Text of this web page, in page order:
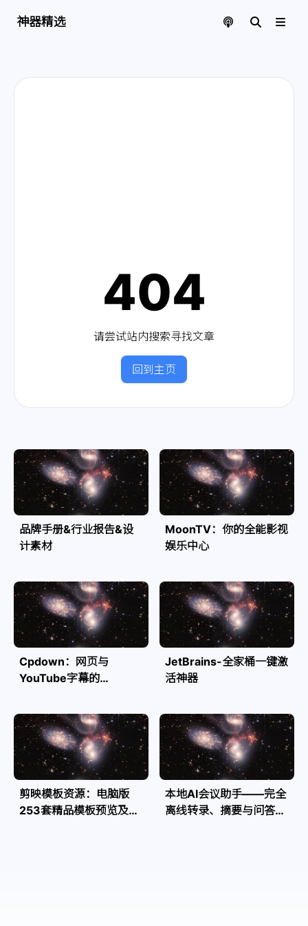
神器精选
404
请尝试站内搜索寻找文章
回到主页
品牌手册&行业报告&设
计素材
MoonTV：你的全能影视
娱乐中心
Cpdown：网页与
YouTube字幕的
JetBrains-全家桶一键激
活神器
剪映模板资源：电脑版
253套精品模板预览及源
本地AI会议助手——完全
离线转录、摘要与问答，